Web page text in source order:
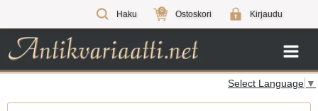
Haku 0 Ostoskori Kirjaudu
Select Language ▼